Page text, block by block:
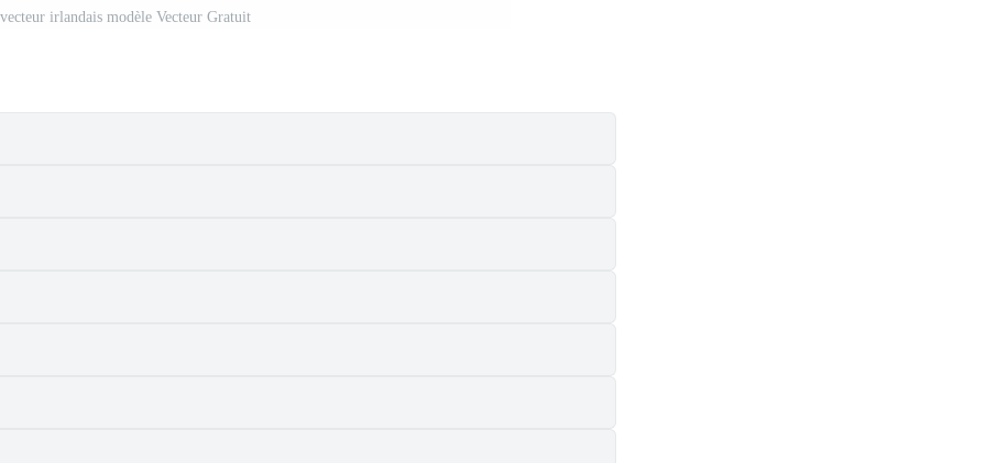
irlandais modèle Vecteur Gratuit